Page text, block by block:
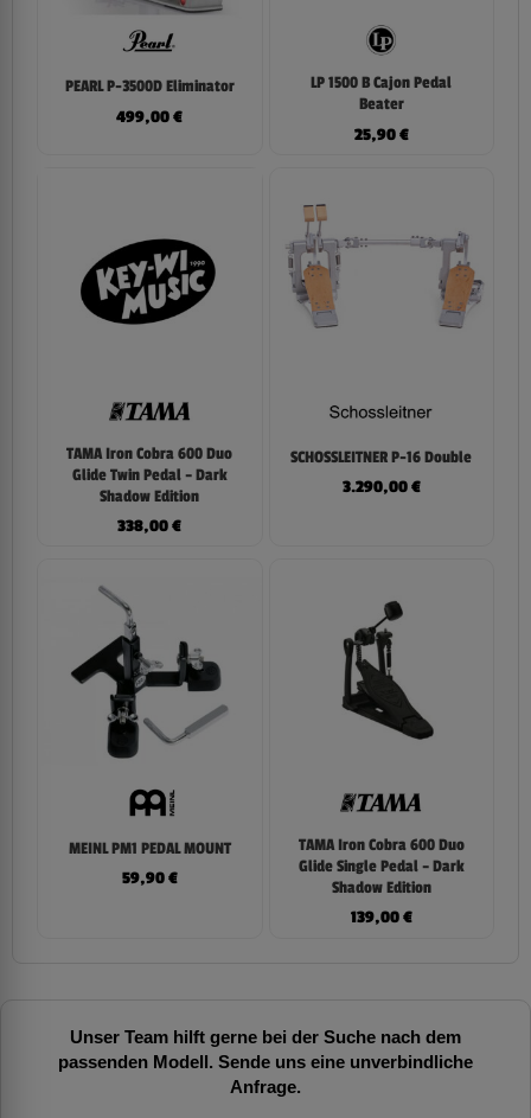
PEARL P-3500D Eliminator
499,00€
LP 1500 B Cajon Pedal
Beater
25,90€
TAMA Iron Cobra 600 Duo
Glide Twin Pedal – Dark
Shadow Edition
338,00€
SCHOSSLEITNER P-16 Double
3.290,00€
MEINL PM1 PEDAL MOUNT
59,90€
TAMA Iron Cobra 600 Duo
Glide Single Pedal – Dark
Shadow Edition
139,00€
Unser Team hilft gerne bei der Suche nach dem
passenden Modell. Sende uns eine unverbindliche
Anfrage.